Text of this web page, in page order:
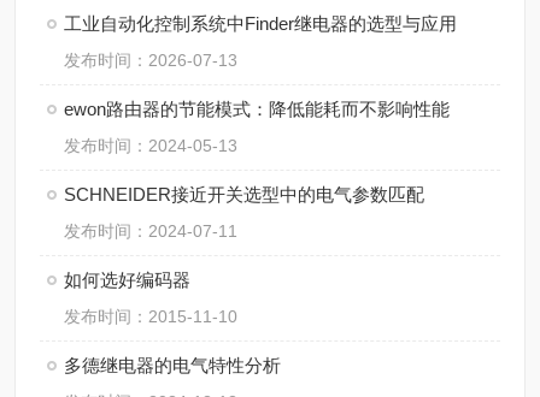
工业自动化控制系统中Finder继电器的选型与应用
发布时间：2026-07-13
ewon路由器的节能模式：降低能耗而不影响性能
发布时间：2024-05-13
SCHNEIDER接近开关选型中的电气参数匹配
发布时间：2024-07-11
如何选好编码器
发布时间：2015-11-10
多德继电器的电气特性分析